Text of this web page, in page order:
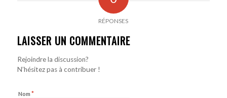
RÉPONSES
LAISSER UN COMMENTAIRE
Rejoindre la discussion?
N’hésitez pas à contribuer !
Nom *